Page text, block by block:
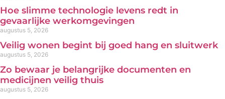
Hoe slimme technologie levens redt in
gevaarlijke werkomgevingen
augustus 5, 2026
Veilig wonen begint bij goed hang en sluitwerk
augustus 5, 2026
Zo bewaar je belangrijke documenten en
medicijnen veilig thuis
augustus 5, 2026